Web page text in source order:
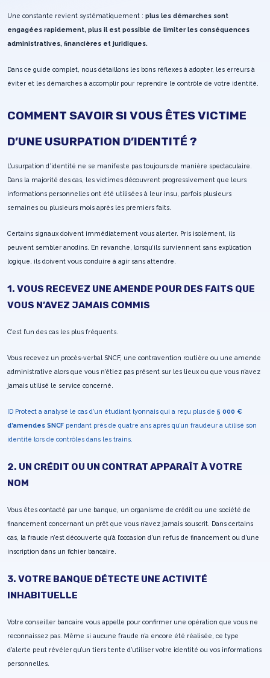
Une constante revient systématiquement : plus les démarches sont
engagées rapidement, plus il est possible de limiter les conséquences
administratives, financières et juridiques.
Dans ce guide complet, nous détaillons les bons réflexes à adopter, les erreurs à
éviter et les démarches à accomplir pour reprendre le contrôle de votre identité.
COMMENT SAVOIR SI VOUS ÊTES VICTIME
D’UNE USURPATION D’IDENTITÉ ?
L’usurpation d’identité ne se manifeste pas toujours de manière spectaculaire.
Dans la majorité des cas, les victimes découvrent progressivement que leurs
informations personnelles ont été utilisées à leur insu, parfois plusieurs
semaines ou plusieurs mois après les premiers faits.
Certains signaux doivent immédiatement vous alerter. Pris isolément, ils
peuvent sembler anodins. En revanche, lorsqu’ils surviennent sans explication
logique, ils doivent vous conduire à agir sans attendre.
1. VOUS RECEVEZ UNE AMENDE POUR DES FAITS QUE
VOUS N’AVEZ JAMAIS COMMIS
C’est l’un des cas les plus fréquents.
Vous recevez un procès-verbal SNCF, une contravention routière ou une amende
administrative alors que vous n’étiez pas présent sur les lieux ou que vous n’avez
jamais utilisé le service concerné.
ID Protect a analysé le cas d’un étudiant lyonnais qui a reçu plus de 5 000 €
d’amendes SNCF pendant près de quatre ans après qu’un fraudeur a utilisé son
identité lors de contrôles dans les trains.
2. UN CRÉDIT OU UN CONTRAT APPARAÎT À VOTRE
NOM
Vous êtes contacté par une banque, un organisme de crédit ou une société de
financement concernant un prêt que vous n’avez jamais souscrit. Dans certains
cas, la fraude n’est découverte qu’à l’occasion d’un refus de financement ou d’une
inscription dans un fichier bancaire.
3. VOTRE BANQUE DÉTECTE UNE ACTIVITÉ
INHABITUELLE
Votre conseiller bancaire vous appelle pour confirmer une opération que vous ne
reconnaissez pas. Même si aucune fraude n’a encore été réalisée, ce type
d’alerte peut révéler qu’un tiers tente d’utiliser votre identité ou vos informations
personnelles.